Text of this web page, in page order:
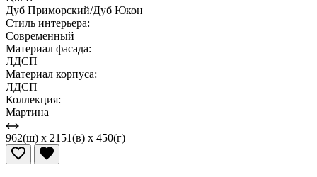
Дуб Приморский/Дуб Юкон
Стиль интерьера:
Современный
Материал фасада:
ЛДСП
Материал корпуса:
ЛДСП
Коллекция:
Мартина
962(ш) x 2151(в) x 450(г)